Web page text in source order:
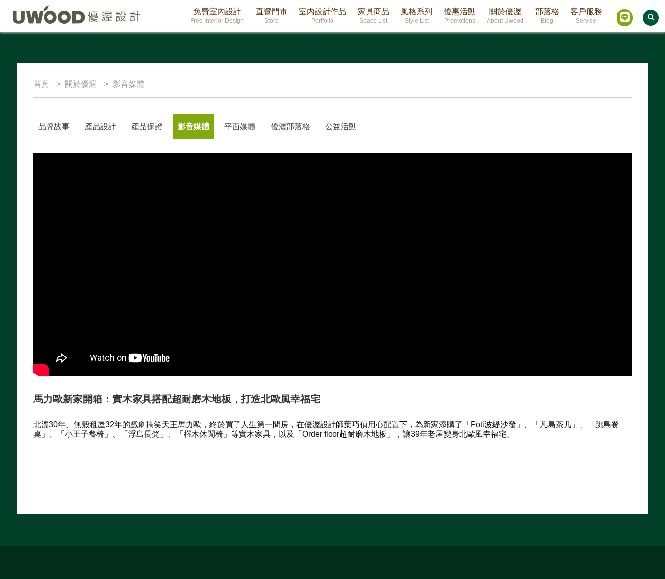
免費室內設計
Free Interior Design
直營門市
Store
室內設計作品
Portfolio
家具商品
Space List
風格系列
Style List
優惠活動
Promotions
關於優渥
About Uwood
部落格
Blog
客戶服務
Service
首頁 關於優渥 影音媒體
品牌故事 產品設計 產品保證 影音媒體 平面媒體 優渥部落格 公益活動
馬力歐新家開箱：實木家具搭配超耐磨木地板，打造北歐風幸福宅
北漂30年、無殼租屋32年的戲劇搞笑天王馬力歐，終於買了人生第一間房，在優渥設計師葉巧偵用心配置下，為新家添購了「Poti波緹沙發」、「凡島茶几」、「跳島餐
桌」、「小王子餐椅」、「浮島長凳」、「梣木休閒椅」等實木家具，以及「Order floor超耐磨木地板」，讓39年老屋變身北歐風幸福宅。